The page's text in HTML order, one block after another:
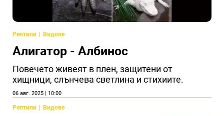
Рептили Видове
Алигатор - Албинос
Повечето живеят в плен, защитени от
хищници, слънчева светлина и стихиите.
06 авг. 2025 | 10:00
Рептили Видове